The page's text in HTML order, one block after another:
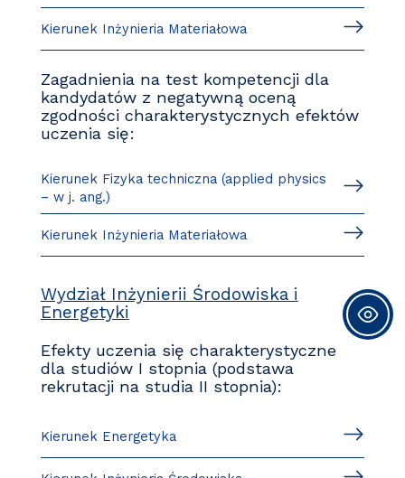
Kierunek Inżynieria Materiałowa
Zagadnienia na test kompetencji dla
kandydatów z negatywną oceną
zgodności charakterystycznych efektów
uczenia się:
Kierunek Fizyka techniczna (applied physics
– w j. ang.)
Kierunek Inżynieria Materiałowa
Wydział Inżynierii Środowiska i
Energetyki
Efekty uczenia się charakterystyczne
dla studiów I stopnia (podstawa
rekrutacji na studia II stopnia):
Kierunek Energetyka